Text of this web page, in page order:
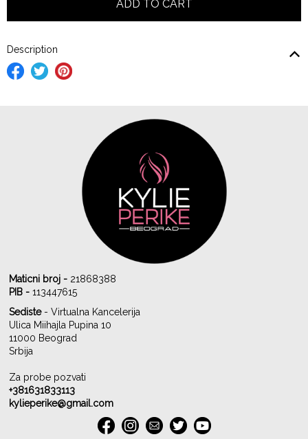
Description
Maticni broj - 21868388
PIB - 113447615
Sediste- Virtualna Kancelerija
Ulica Miihajla Pupina 10
11000 Beograd
Srbija
Za probe pozvati
+381631833113
kylieperike@gmail.com